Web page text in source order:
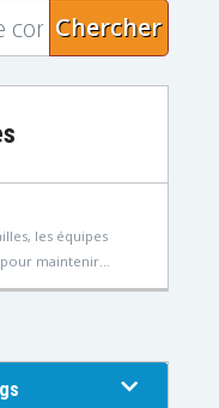
Chercher
les équipes
maintenir...